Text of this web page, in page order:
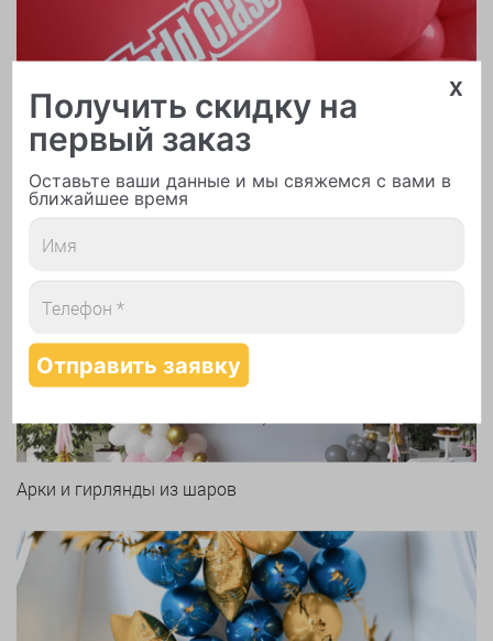
Печать логотипа
Арки и гирлянды из шаров
x
Получить скидку на
первый заказ
Оставьте ваши данные и мы свяжемся с вами в
ближайшее время